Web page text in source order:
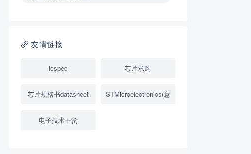
降压转换器（继承开关）
USB隔离器 1
友情链接
icspec 芯片求购
芯片规格书datasheet STMicroelectronics(意
电子技术干货